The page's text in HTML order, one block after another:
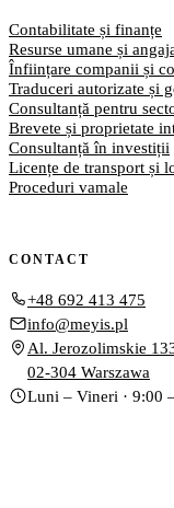
Contabilitate și finanțe
Resurse umane și
Înființare companii și
Traduceri autorizate și
Consultanță pentru
Brevete și proprietate
Consultanță în investiții
Licențe de transport și
Proceduri vamale
CONTACT
+48 692 413 475
info@meyis.pl
Al. Jerozolimskie
02-304 Warszawa
Luni – Vineri · 9:00